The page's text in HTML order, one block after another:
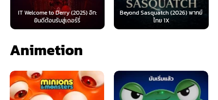
IT Welcome to Derry (2025) อิท:
ยินดีต้อนรับสู่เดอร์รี่
Beyond Sasquatch (2026) พากย์
ไทย 1X
Animetion